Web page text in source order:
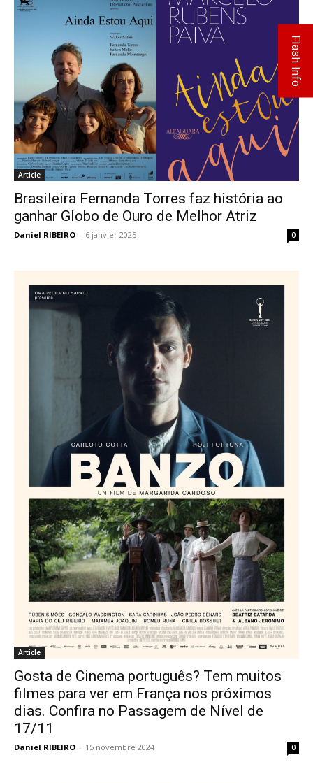
Article
Brasileira Fernanda Torres faz história ao
ganhar Globo de Ouro de Melhor Atriz
Daniel RIBEIRO - 6 janvier 2025 0
Article
Gosta de Cinema português? Tem muitos
filmes para ver em França nos próximos
dias. Confira no Passagem de Nível de
17/11
Daniel RIBEIRO - 15 novembre 2024 0
Flash Info